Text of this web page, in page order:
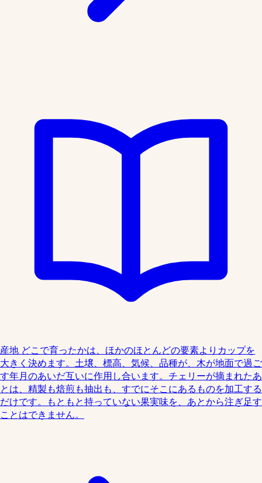
産地 どこで育ったかは、ほかのほとんどの要素よりカップを
大きく決めます。土壌、標高、気候、品種が、木が地面で過ご
す年月のあいだ互いに作用し合います。チェリーが摘まれたあ
とは、精製も焙煎も抽出も、すでにそこにあるものを加工する
だけです。もともと持っていない果実味を、あとから注ぎ足す
ことはできません。